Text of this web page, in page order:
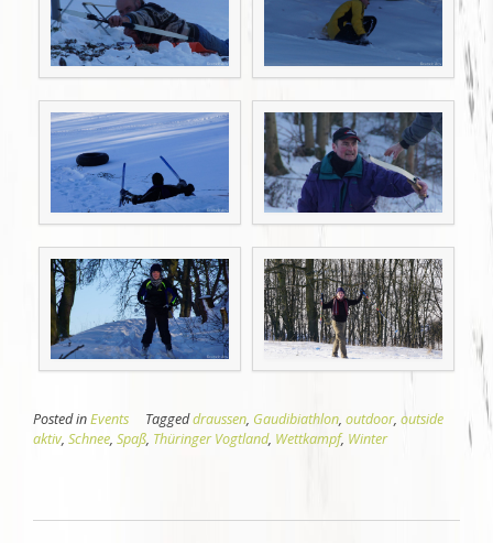
Posted inEvents Taggeddraussen, Gaudibiathlon, outdoor, outside
aktiv, Schnee, Spaß, Thüringer Vogtland, Wettkampf, Winter